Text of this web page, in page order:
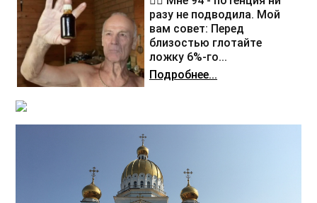
разу не подводила. Мой
вам совет: Перед
близостью глотайте
ложку 6%-го...
Подробнее...